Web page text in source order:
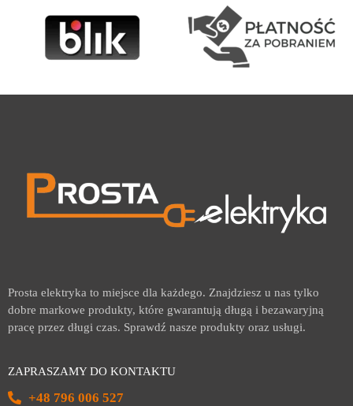
Prosta elektryka to miejsce dla każdego. Znajdziesz u nas tylko
dobre markowe produkty, które gwarantują długą i bezawaryjną
pracę przez długi czas. Sprawdź nasze produkty oraz usługi.
ZAPRASZAMY DO KONTAKTU
+48 796 006 527